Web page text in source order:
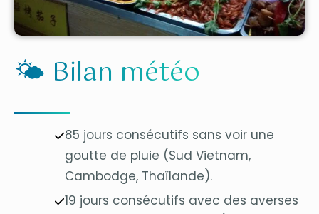
🌤 Bilan météo
85 jours consécutifs sans voir une
goutte de pluie (Sud Vietnam,
Cambodge, Thaïlande).
19 jours consécutifs avec des averses